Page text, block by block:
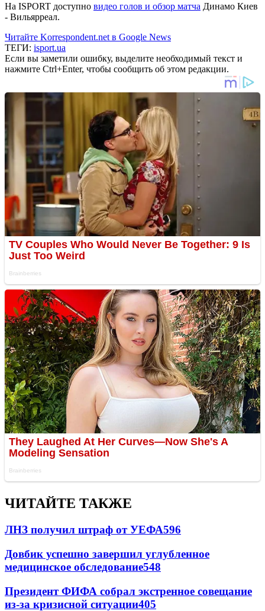
На ISPORT доступно видео голов и обзор матча Динамо Киев
- Вильярреал.
Читайте Korrespondent.net в Google News
ТЕГИ: isport.ua
Если вы заметили ошибку, выделите необходимый текст и
нажмите Ctrl+Enter, чтобы сообщить об этом редакции.
ЧИТАЙТЕ ТАКЖЕ
ЛНЗ получил штраф от УЕФА596
Довбик успешно завершил углубленное
медицинское обследование548
Президент ФИФА собрал экстренное совещание
из-за кризисной ситуации405